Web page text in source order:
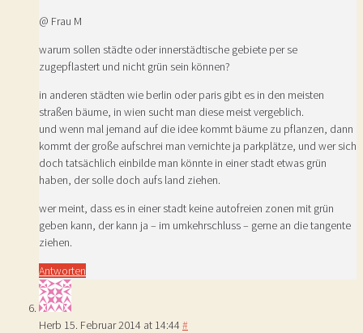
@ Frau M
warum sollen städte oder innerstädtische gebiete per se
zugepflastert und nicht grün sein können?
in anderen städten wie berlin oder paris gibt es in den meisten
straßen bäume, in wien sucht man diese meist vergeblich.
und wenn mal jemand auf die idee kommt bäume zu pflanzen, dann
kommt der große aufschrei man vernichte ja parkplätze, und wer sich
doch tatsächlich einbilde man könnte in einer stadt etwas grün
haben, der solle doch aufs land ziehen.
wer meint, dass es in einer stadt keine autofreien zonen mit grün
geben kann, der kann ja – im umkehrschluss – gerne an die tangente
ziehen.
Antworten
Herb 15. Februar 2014 at 14:44 #